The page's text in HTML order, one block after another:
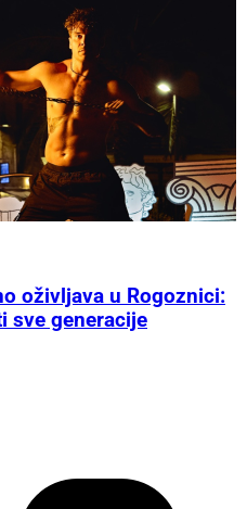
oživljava u Rogoznici:
sve generacije